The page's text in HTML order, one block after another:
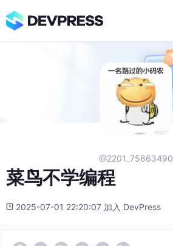
@2201_75863490
菜鸟不学编程
2025-07-01 22:20:07 加入 DevPress